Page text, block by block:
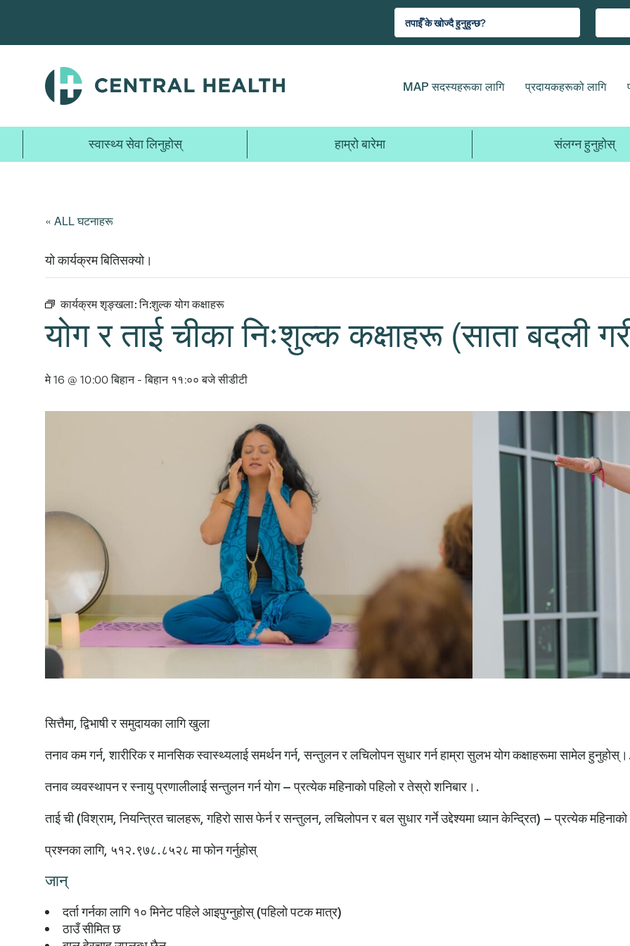
जानुहोस्
MAP सदस्यहरूका लागि प्रदायकहरूको लागि
स्वास्थ्य सेवा लिनुहोस् हाम्रो बारेमा संलग्न हुनुहोस्
« ALL घटनाहरू
यो कार्यक्रम बितिसक्यो।
कार्यक्रम शृङ्खला:नि:शुल्क योग कक्षाहरू
योग र ताई चीका निःशुल्क कक्षाहरू (साता बदली
मे 16 @ 10:00 बिहान-बिहान ११:०० बजेसीडीटी
सित्तैमा, द्विभाषी र समुदायका लागि खुला
तनाव कम गर्न, शारीरिक र मानसिक स्वास्थ्यलाई समर्थन गर्न, सन्तुलन र लचिलोपन सुधार गर्न हाम्रा सुलभ योग कक्षाहरूमा सामेल
तनाव व्यवस्थापन र स्नायु प्रणालीलाई सन्तुलन गर्न योग – प्रत्येक महिनाको पहिलो र तेस्रो शनिबार।.
ताई ची (विश्राम, नियन्त्रित चालहरू, गहिरो सास फेर्न र सन्तुलन, लचिलोपन र बल सुधार गर्ने उद्देश्यमा ध्यान केन्द्रित) – प्रत्येक
प्रश्नका लागि, ५१२.९७८.८५२८ मा फोन गर्नुहोस्
जान्
दर्ता गर्नका लागि १० मिनेट पहिले आइपुग्नुहोस् (पहिलो पटक मात्र)
ठाउँ सीमित छ